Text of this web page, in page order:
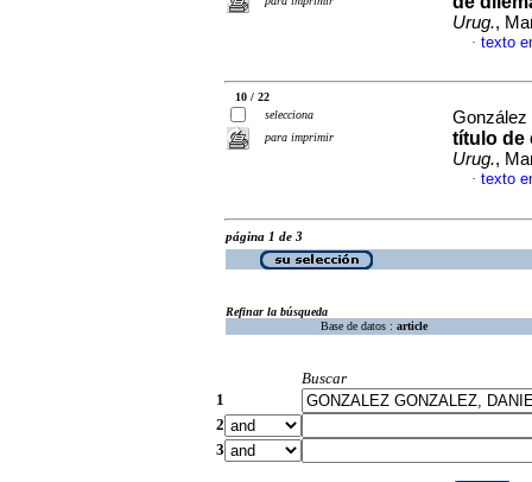
Urug.,
· texto
10 / 22
selecciona
para imprimir
título de
Urug.,
· texto
página 1 de 3
Refinar la búsqueda
Base de datos : article
Buscar
1
2
3